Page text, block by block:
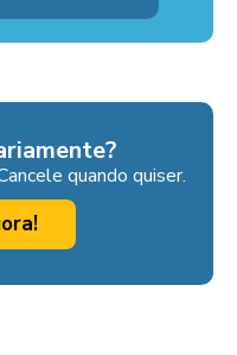
quando quiser.